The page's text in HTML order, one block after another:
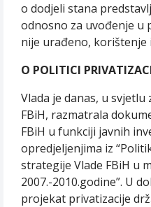
o dodjeli stana
odnosno za uvođenje u
nije urađeno, korištenje
O POLITICI
Vlada je danas, u
FBiH, razmatrala
FBiH u funkciji javnih
opredjeljenjima iz
strategije Vlade FBiH u
2007.-2010.godine”. U
projekat privatizacije